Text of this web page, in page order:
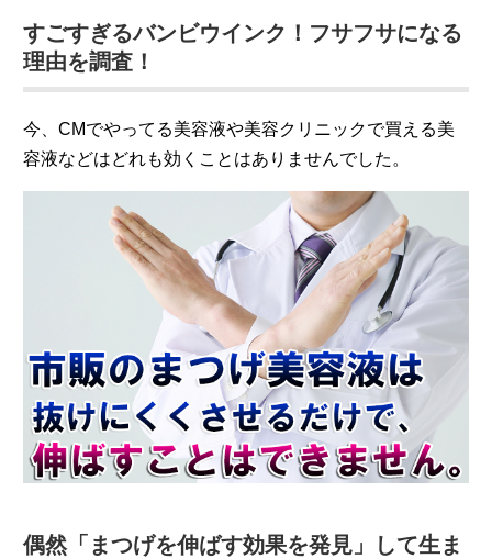
すごすぎるバンビウインク！フサフサになる
理由を調査！
今、CMでやってる美容液や美容クリニックで買える美
容液などはどれも効くことはありませんでした。
偶然「まつげを伸ばす効果を発見」して生ま